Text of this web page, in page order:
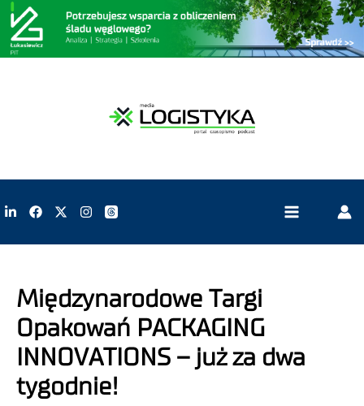
Międzynarodowe Targi
Opakowań PACKAGING
INNOVATIONS – już za dwa
tygodnie!